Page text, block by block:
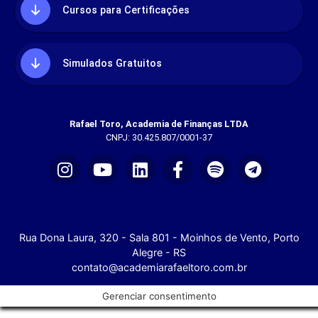
Cursos para Certificações
Simulados Gratuitos
Rafael Toro, Academia de Finanças LTDA
CNPJ: 30.425.807/0001-37
Rua Dona Laura, 320 - Sala 801 - Moinhos de Vento, Porto
Alegre - RS
contato@academiarafaeltoro.com.br
Gerenciar consentimento